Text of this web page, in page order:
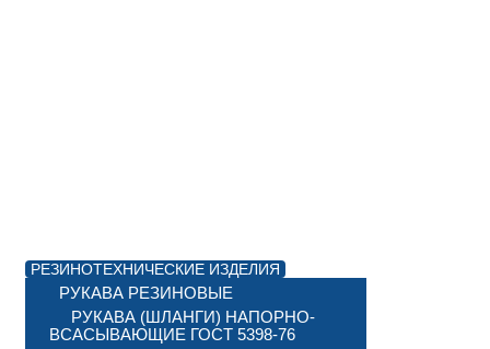
РЕЗИНОТЕХНИЧЕСКИЕ ИЗДЕЛИЯ
РУКАВА РЕЗИНОВЫЕ
РУКАВА (ШЛАНГИ) НАПОРНО-
ВСАСЫВАЮЩИЕ ГОСТ 5398-76